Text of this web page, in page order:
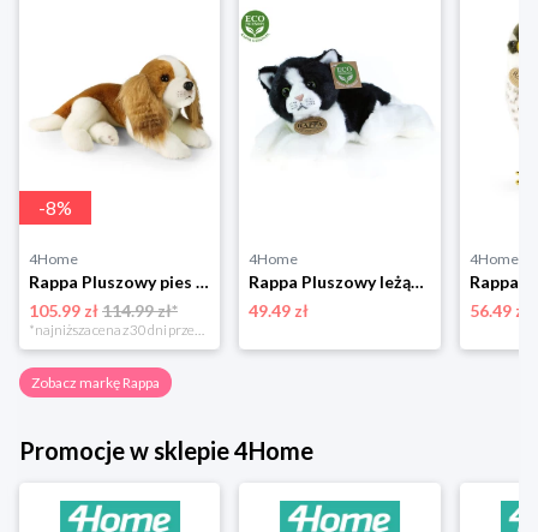
-8%
4Home
Rappa Pluszowy pies Cavalier King Charles Spaniel 40 cm ECO - PRZYJAZNY
105.99 zł114.99 zł*
4Home
Rappa Pluszowy leżący kot, czarno-biały, 16 cm
49.49 zł
4Home
56.49 zł
Zobacz markę Rappa
Promocje w sklepie 4Home